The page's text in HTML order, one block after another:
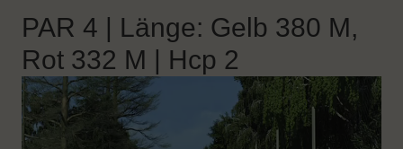
PAR 4 | Länge: Gelb 380 M,
Rot 332 M | Hcp 2